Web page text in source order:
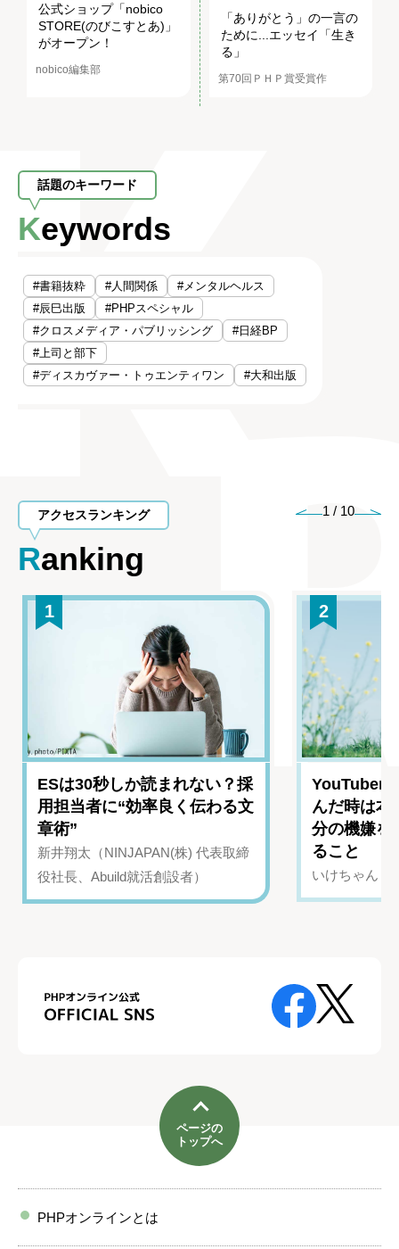
公式ショップ「nobico
STORE(のびこすとあ)」
がオープン！
nobico編集部
「ありがとう」の一言の
ために...エッセイ「生き
る」
第70回ＰＨＰ賞受賞作
話題のキーワード
Keywords
#書籍抜粋 #人間関係
#メンタルヘルス
#辰巳出版
#PHPスペシャル
#クロスメディア・パブリッシング
#日経BP
#上司と部下
#ディスカヴァー・トゥエンティワン
#大和出版
アクセスランキング
Ranking
1 / 10
1
ESは30秒しか読まれない？採
用担当者に“効率良く伝わる文
章術”
新井翔太（NINJAPAN(株) 代表取締
役社長、Abuild就活創設者）
2
YouTuber
んだ時は
分の機嫌を
ること
いけちゃん（
ページの
トップへ
PHPオンラインとは